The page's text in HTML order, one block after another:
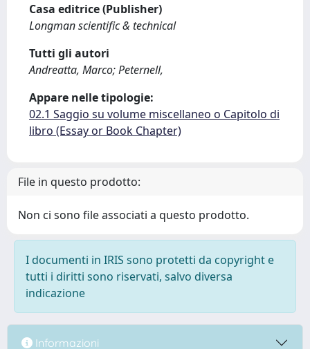
Casa editrice (Publisher)
Longman scientific & technical
Tutti gli autori
Andreatta, Marco; Peternell,
Appare nelle tipologie:
02.1 Saggio su volume miscellaneo o Capitolo di
libro (Essay or Book Chapter)
File in questo prodotto:
Non ci sono file associati a questo prodotto.
I documenti in IRIS sono protetti da copyright e
tutti i diritti sono riservati, salvo diversa
indicazione
Informazioni